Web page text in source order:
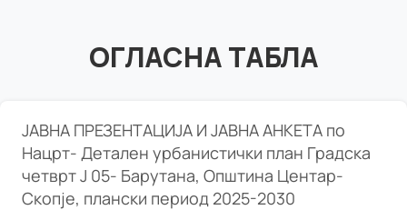
ОГЛАСНА ТАБЛА
ЈАВНА ПРЕЗЕНТАЦИЈА И ЈАВНА АНКЕТА по
Нацрт- Детален урбанистички план Градска
четврт Ј 05- Барутана, Општина Центар-
Скопје, плански период 2025-2030